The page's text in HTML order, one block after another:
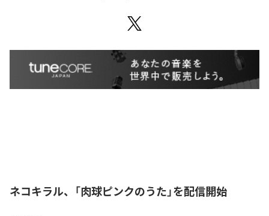
ネコキラル、「肉球ピンクのうた」を配信開始